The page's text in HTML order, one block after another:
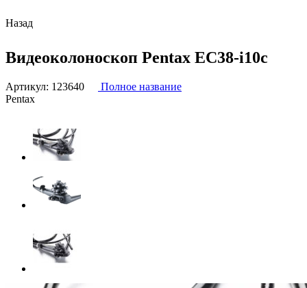
Назад
Видеоколоноскоп Pentax EC38-i10c
Артикул: 123640
Полное название
Pentax